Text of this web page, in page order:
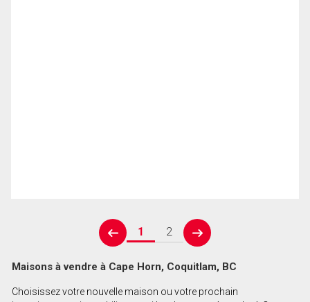
prev
1 2
next
Maisons à vendre à Cape Horn, Coquitlam, BC
Choisissez votre nouvelle maison ou votre prochain